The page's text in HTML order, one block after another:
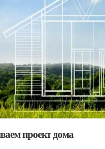
проект дома